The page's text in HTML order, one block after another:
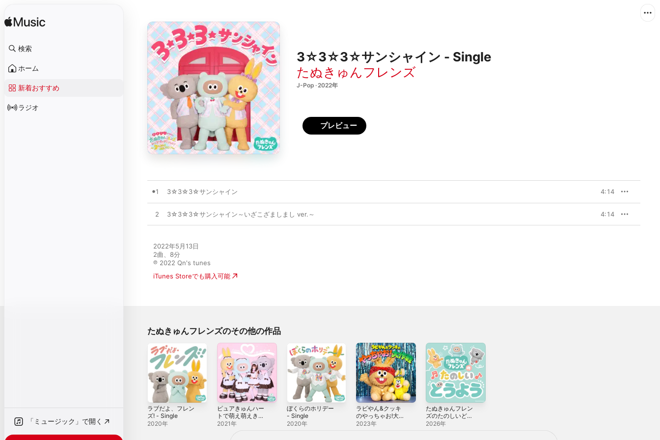
検索
ホーム
新着おすすめ
ラジオ
「ミュージック」で開く
3☆3☆3☆サンシャイン - Single
たぬきゅんフレンズ
J-Pop · 2022年
プレビュー
1 3☆3☆3☆サンシャイン 4:14
2 3☆3☆3☆サンシャイン～いざこざましまし ver.～ 4:14
2022年5月13日
2曲、8分
℗ 2022 Qn's tunes
iTunes Storeでも購入可能
たぬきゅんフレンズのその他の作品
ラブだよ、フレン
ズ! - Single
2020年
ピュアきゅんハー
トで萌え萌えきゅ
ん♡ - EP
2021年
ぼくらのホリデー
- Single
2020年
ラビやん&クッキ
のやっちゃお!大作
戦 - EP
2023年
たぬきゅんフレン
ズのたのしいどう
よう
2026年